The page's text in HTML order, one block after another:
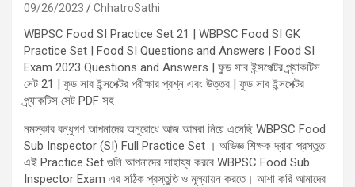
09/26/2023 ChhatroSathi
WBPSC Food SI Practice Set 21 | WBPSC Food SI GK
Practice Set | Food SI Questions and Answers | Food SI
Exam 2023 Questions and Answers | ফুড সাব ইন্সপেক্টর প্র্যাকটিস
সেট 21 | ফুড সাব ইন্সপেক্টর পরীক্ষার প্রশ্ন এবং উত্তর | ফুড সাব ইন্সপেক্টর
প্র্যাকটিস সেট PDF সহ
নমস্কার বন্ধুগণ আপনাদের অনুরোধে আজ আমরা নিয়ে এসেছি WBPSC Food
Sub Inspector (SI) Full Practice Set । অভিজ্ঞ শিক্ষক দ্বারা প্রস্তুত
এই Practice Set গুলি আপনাদের সাহায্য করবে WBPSC Food Sub
Inspector Exam এর সঠিক প্রস্তুতি ও মূল্যায়ন করতে। আশা করি আমাদের